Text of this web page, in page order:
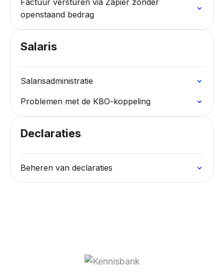
Factuur versturen via Zapier zonder
openstaand bedrag
Salaris
Salarisadministratie
Problemen met de KBO-koppeling
Declaraties
Beheren van declaraties